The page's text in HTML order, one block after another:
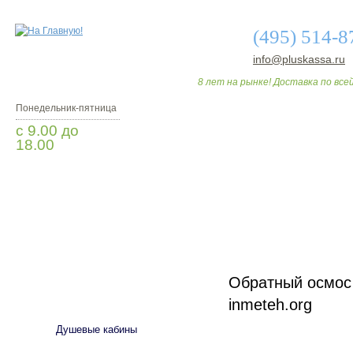
(495) 514-
info@pluskassa.ru
8 лет на рынке! Доставка по
Понедельник-пятница
с 9.00 до
18.00
Обратный
inmeteh.org
Душевые кабины